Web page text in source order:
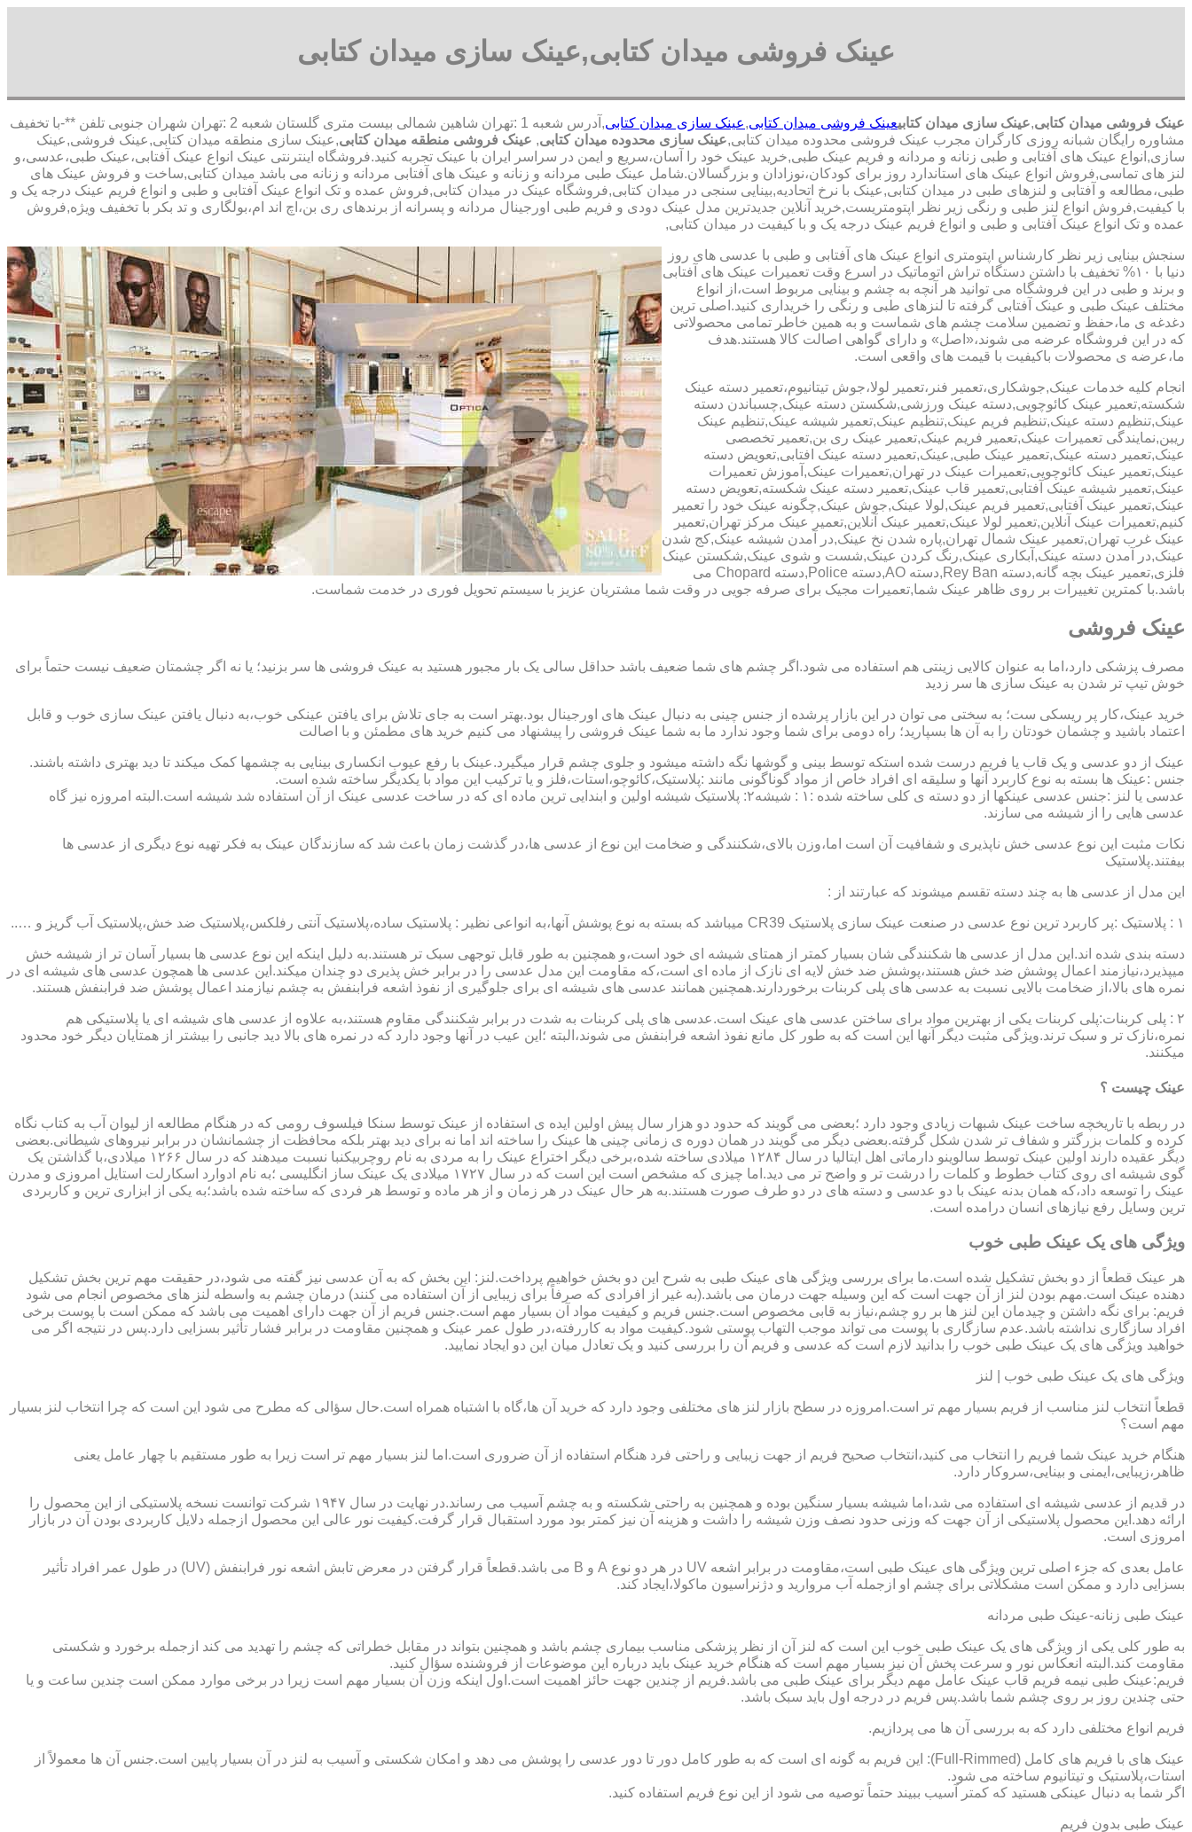
عینک فروشی میدان کتابی,عینک سازی میدان کتابی
عینک فروشی میدان کتابی,عینک سازی میدان کتابیعینک فروشی میدان کتابی,عینک سازی میدان کتابی
,آدرس شعبه 1 :تهران شاهین شمالی بیست متری گلستان شعبه 2 :تهران شهران جنوبی تلفن **-با تخفیف
مشاوره رایگان شبانه روزی کارگران مجرب عینک فروشی محدوده میدان کتابی,عینک سازی محدوده میدان کتابی, عینک فروشی منطقه میدان کتابی,عینک سازی منطقه میدان کتابی,عینک فروشی,عینک
سازی,انواع عینک های آفتابی و طبی زنانه و مردانه و فریم عینک طبی,خرید عینک خود را آسان،سریع و ایمن در سراسر ایران با عینک تجربه کنید.فروشگاه اینترنتی عینک انواع عینک آفتابی،عینک طبی،عدسی،و
لنز های تماسی,فروش انواع عینک های استاندارد روز برای کودکان،نوزادان و بزرگسالان.شامل عینک طبی مردانه و زنانه و عینک های آفتابی مردانه و زنانه می باشد میدان کتابی,ساخت و فروش عینک های
طبی،مطالعه و آفتابی و لنزهای طبی در میدان کتابی,عینک با نرخ اتحادیه,بینایی سنجی در میدان کتابی,فروشگاه عینک در میدان کتابی,فروش عمده و تک انواع عینک آفتابی و طبی و انواع فریم عینک درجه یک و
با کیفیت,فروش انواع لنز طبی و رنگی زیر نظر اپتومتریست,خرید آنلاین جدیدترین مدل عینک دودی و فریم طبی اورجینال مردانه و پسرانه از برندهای ری بن،اچ اند ام،بولگاری و تد بکر با تخفیف ویژه,فروش
عمده و تک انواع عینک آفتابی و طبی و انواع فریم عینک درجه یک و با کیفیت در میدان کتابی,
سنجش بینایی زیر نظر کارشناس اپتومتری انواع عینک های آفتابی و طبی با عدسی های روز
دنیا با ۱۰% تخفیف با داشتن دستگاه تراش اتوماتیک در اسرع وقت تعمیرات عینک های آفتابی
و برند و طبی در این فروشگاه می توانید هر آنچه به چشم و بینایی مربوط است،از انواع
مختلف عینک طبی و عینک آفتابی گرفته تا لنزهای طبی و رنگی را خریداری کنید.اصلی ترین
دغدغه ی ما،حفظ و تضمین سلامت چشم های شماست و به همین خاطر تمامی محصولاتی
که در این فروشگاه عرضه می شوند،«اصل» و دارای گواهی اصالت کالا هستند.هدف
ما،عرضه ی محصولات باکیفیت با قیمت های واقعی است.
انجام کلیه خدمات عینک,جوشکاری،تعمیر فنر،تعمیر لولا،جوش تیتانیوم،تعمیر دسته عینک
شکسته,تعمیر عینک کائوچویی,دسته عینک ورزشی,شکستن دسته عینک,چسباندن دسته
عینک,تنظیم دسته عینک,تنظیم فریم عینک,تنظیم عینک,تعمیر شیشه عینک,تنظیم عینک
ریبن,نمایندگی تعمیرات عینک,تعمیر فریم عینک,تعمیر عینک ری بن,تعمیر تخصصی
عینک,تعمیر دسته عینک,تعمیر عینک طبی,عینک,تعمیر دسته عینک افتابی,تعویض دسته
عینک,تعمیر عینک کائوچویی,تعمیرات عینک در تهران,تعمیرات عینک,آموزش تعمیرات
عینک,تعمیر شیشه عینک آفتابی,تعمیر قاب عینک,تعمیر دسته عینک شکسته,تعویض دسته
عینک,تعمیر عینک آفتابی,تعمیر فریم عینک,لولا عینک,جوش عینک,چگونه عینک خود را تعمیر
کنیم,تعمیرات عینک آنلاین,تعمیر لولا عینک,تعمیر عینک آنلاین,تعمیر عینک مرکز تهران,تعمیر
عینک غرب تهران,تعمیر عینک شمال تهران,پاره شدن نخ عینک,در آمدن شیشه عینک,کج شدن
عینک,در آمدن دسته عینک,آبکاری عینک,رنگ کردن عینک,شست و شوی عینک,شکستن عینک
فلزی,تعمیر عینک بچه گانه,دسته Rey Ban,دسته AO,دسته Police,دسته Chopard می
باشد.با کمترین تغییرات بر روی ظاهر عینک شما,تعمیرات مجیک برای صرفه جویی در وقت شما مشتریان عزیز با سیستم تحویل فوری در خدمت شماست.
عینک فروشی
مصرف پزشکی دارد،اما به عنوان کالایی زینتی هم استفاده می شود.اگر چشم های شما ضعیف باشد حداقل سالی یک بار مجبور هستید به عینک فروشی ها سر بزنید؛ یا نه اگر چشمتان ضعیف نیست حتماً برای
خوش تیپ تر شدن به عینک سازی ها سر زدید
خرید عینک،کار پر ریسکی ست؛ به سختی می توان در این بازار پرشده از جنس چینی به دنبال عینک های اورجینال بود.بهتر است به جای تلاش برای یافتن عینکی خوب،به دنبال یافتن عینک سازی خوب و قابل
اعتماد باشید و چشمان خودتان را به آن ها بسپارید؛ راه دومی برای شما وجود ندارد ما به شما عینک فروشی را پیشنهاد می کنیم خرید های مطمئن و با اصالت
عینک از دو عدسی و یک قاب یا فریم درست شده استکه توسط بینی و گوشها نگه داشته میشود و جلوی چشم قرار میگیرد.عینک با رفع عیوب انکساری بینایی به چشمها کمک میکند تا دید بهتری داشته باشند.
جنس :عینک ها بسته به نوع کاربرد آنها و سلیقه ای افراد خاص از مواد گوناگونی مانند :پلاستیک،کائوچو،استات،فلز و یا ترکیب این مواد با یکدیگر ساخته شده است.
عدسی یا لنز :جنس عدسی عینکها از دو دسته ی کلی ساخته شده :۱ : شیشه۲: پلاستیک شیشه اولین و ابندایی ترین ماده ای که در ساخت عدسی عینک از آن استفاده شد شیشه است.البته امروزه نیز گاه
عدسی هایی را از شیشه می سازند.
نکات مثبت این نوع عدسی خش ناپذیری و شفافیت آن است اما،وزن بالای،شکنندگی و ضخامت این نوع از عدسی ها،در گذشت زمان باعث شد که سازندگان عینک به فکر تهیه نوع دیگری از عدسی ها
بیفتند.پلاستیک
این مدل از عدسی ها به چند دسته تقسم میشوند که عبارتند از :
۱ : پلاستیک :پر کاربرد ترین نوع عدسی در صنعت عینک سازی پلاستیک CR39 میباشد که بسته به نوع پوشش آنها،به انواعی نظیر : پلاستیک ساده،پلاستیک آنتی رفلکس،پلاستیک ضد خش،پلاستیک آب گریز و …..
دسته بندی شده اند.این مدل از عدسی ها شکنندگی شان بسیار کمتر از همتای شیشه ای خود است،و همچنین به طور قابل توجهی سبک تر هستند.به دلیل اینکه این نوع عدسی ها بسیار آسان تر از شیشه خش
میپذیرد،نیازمند اعمال پوشش ضد خش هستند،پوشش ضد خش لایه ای نازک از ماده ای است،که مقاومت این مدل عدسی را در برابر خش پذیری دو چندان میکند.این عدسی ها همچون عدسی های شیشه ای در
نمره های بالا،از ضخامت بالایی نسبت به عدسی های پلی کربنات برخوردارند.همچنین همانند عدسی های شیشه ای برای جلوگیری از نفوذ اشعه فرابنفش به چشم نیازمند اعمال پوشش ضد فرابنفش هستند.
۲ : پلی کربنات:پلی کربنات یکی از بهترین مواد برای ساختن عدسی های عینک است.عدسی های پلی کربنات به شدت در برابر شکنندگی مقاوم هستند،به علاوه از عدسی های شیشه ای یا پلاستیکی هم
نمره،نازک تر و سبک ترند.ویژگی مثبت دیگر آنها این است که به طور کل مانع نفوذ اشعه فرابنفش می شوند،البته ؛این عیب در آنها وجود دارد که در نمره های بالا دید جانبی را بیشتر از همتایان دیگر خود محدود
میکنند.
عینک چیست ؟
در ربطه با تاریخچه ساخت عینک شبهات زیادی وجود دارد ؛بعضی می گویند که حدود دو هزار سال پیش اولین ایده ی استفاده از عینک توسط سنکا فیلسوف رومی که در هنگام مطالعه از لیوان آب به کتاب نگاه
کرده و کلمات بزرگتر و شفاف تر شدن شکل گرفته.بعضی دیگر می گویند در همان دوره ی زمانی چینی ها عینک را ساخته اند اما نه برای دید بهتر بلکه محافظت از چشمانشان در برابر نیروهای شیطانی.بعضی
دیگر عقیده دارند اولین عینک توسط سالوینو دارماتی اهل ایتالیا در سال ۱۲۸۴ میلادی ساخته شده،برخی دیگر اختراع عینک را به مردی به نام روچربیکنبا نسبت میدهند که در سال ۱۲۶۶ میلادی،با گذاشتن یک
گوی شیشه ای روی کتاب خطوط و کلمات را درشت تر و واضح تر می دید.اما چیزی که مشخص است این است که در سال ۱۷۲۷ میلادی یک عینک ساز انگلیسی ؛به نام ادوارد اسکارلت استایل امروزی و مدرن
عینک را توسعه داد،که همان بدنه عینک با دو عدسی و دسته های در دو طرف صورت هستند.به هر حال عینک در هر زمان و از هر ماده و توسط هر فردی که ساخته شده باشد؛به یکی از ابزاری ترین و کاربردی
ترین وسایل رفع نیازهای انسان درامده است.
ویژگی های یک عینک طبی خوب
هر عینک قطعاً از دو بخش تشکیل شده است.ما برای بررسی ویژگی های عینک طبی به شرح این دو بخش خواهیم پرداخت.لنز: این بخش که به آن عدسی نیز گفته می شود،در حقیقت مهم ترین بخش تشکیل
دهنده عینک است.مهم بودن لنز از آن جهت است که این وسیله جهت درمان می باشد.(به غیر از افرادی که صرفاً برای زیبایی از آن استفاده می کنند) درمان چشم به واسطه لنز های مخصوص انجام می شود
فریم: برای نگه داشتن و چیدمان این لنز ها بر رو چشم،نیاز به قابی مخصوص است.جنس فریم و کیفیت مواد آن بسیار مهم است.جنس فریم از آن جهت دارای اهمیت می باشد که ممکن است با پوست برخی
افراد سازگاری نداشته باشد.عدم سازگاری با پوست می تواند موجب التهاب پوستی شود.کیفیت مواد به کاررفته،در طول عمر عینک و همچنین مقاومت در برابر فشار تأثیر بسزایی دارد.پس در نتیجه اگر می
خواهید ویژگی های یک عینک طبی خوب را بدانید لازم است که عدسی و فریم آن را بررسی کنید و یک تعادل میان این دو ایجاد نمایید.
ویژگی های یک عینک طبی خوب | لنز
قطعاً انتخاب لنز مناسب از فریم بسیار مهم تر است.امروزه در سطح بازار لنز های مختلفی وجود دارد که خرید آن ها،گاه با اشتباه همراه است.حال سؤالی که مطرح می شود این است که چرا انتخاب لنز بسیار
مهم است؟
هنگام خرید عینک شما فریم را انتخاب می کنید،انتخاب صحیح فریم از جهت زیبایی و راحتی فرد هنگام استفاده از آن ضروری است.اما لنز بسیار مهم تر است زیرا به طور مستقیم با چهار عامل یعنی
ظاهر،زیبایی،ایمنی و بینایی،سروکار دارد.
در قدیم از عدسی شیشه ای استفاده می شد،اما شیشه بسیار سنگین بوده و همچنین به راحتی شکسته و به چشم آسیب می رساند.در نهایت در سال ۱۹۴۷ شرکت توانست نسخه پلاستیکی از این محصول را
ارائه دهد.این محصول پلاستیکی از آن جهت که وزنی حدود نصف وزن شیشه را داشت و هزینه آن نیز کمتر بود مورد استقبال قرار گرفت.کیفیت نور عالی این محصول ازجمله دلایل کاربردی بودن آن در بازار
امروزی است.
عامل بعدی که جزء اصلی ترین ویژگی های عینک طبی است،مقاومت در برابر اشعه UV در هر دو نوع A و B می باشد.قطعاً قرار گرفتن در معرض تابش اشعه نور فرابنفش (UV) در طول عمر افراد تأثیر
بسزایی دارد و ممکن است مشکلاتی برای چشم او ازجمله آب مروارید و دژنراسیون ماکولا،ایجاد کند.
عینک طبی زنانه-عینک طبی مردانه
به طور کلی یکی از ویژگی های یک عینک طبی خوب این است که لنز آن از نظر پزشکی مناسب بیماری چشم باشد و همچنین بتواند در مقابل خطراتی که چشم را تهدید می کند ازجمله برخورد و شکستی
مقاومت کند.البته انعکاس نور و سرعت پخش آن نیز بسیار مهم است که هنگام خرید عینک باید درباره این موضوعات از فروشنده سؤال کنید.
فریم:عینک طبی نیمه فریم قاب عینک عامل مهم دیگر برای عینک طبی می باشد.فریم از چندین جهت حائز اهمیت است.اول اینکه وزن آن بسیار مهم است زیرا در برخی موارد ممکن است چندین ساعت و یا
حتی چندین روز بر روی چشم شما باشد.پس فریم در درجه اول باید سبک باشد.
فریم انواع مختلفی دارد که به بررسی آن ها می پردازیم.
عینک های با فریم های کامل (Full-Rimmed): این فریم به گونه ای است که به طور کامل دور تا دور عدسی را پوشش می دهد و امکان شکستی و آسیب به لنز در آن بسیار پایین است.جنس آن ها معمولاً از
استات،پلاستیک و تیتانیوم ساخته می شود.
اگر شما به دنبال عینکی هستید که کمتر آسیب ببیند حتماً توصیه می شود از این نوع فریم استفاده کنید.
عینک طبی بدون فریم